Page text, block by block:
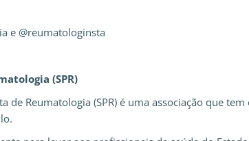
e @reumatologinsta
(SPR)
de Reumatologia (SPR) é uma associação que